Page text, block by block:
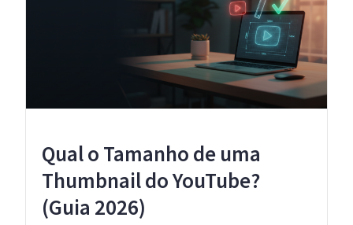
Qual o Tamanho de uma
Thumbnail do YouTube?
(Guia 2026)